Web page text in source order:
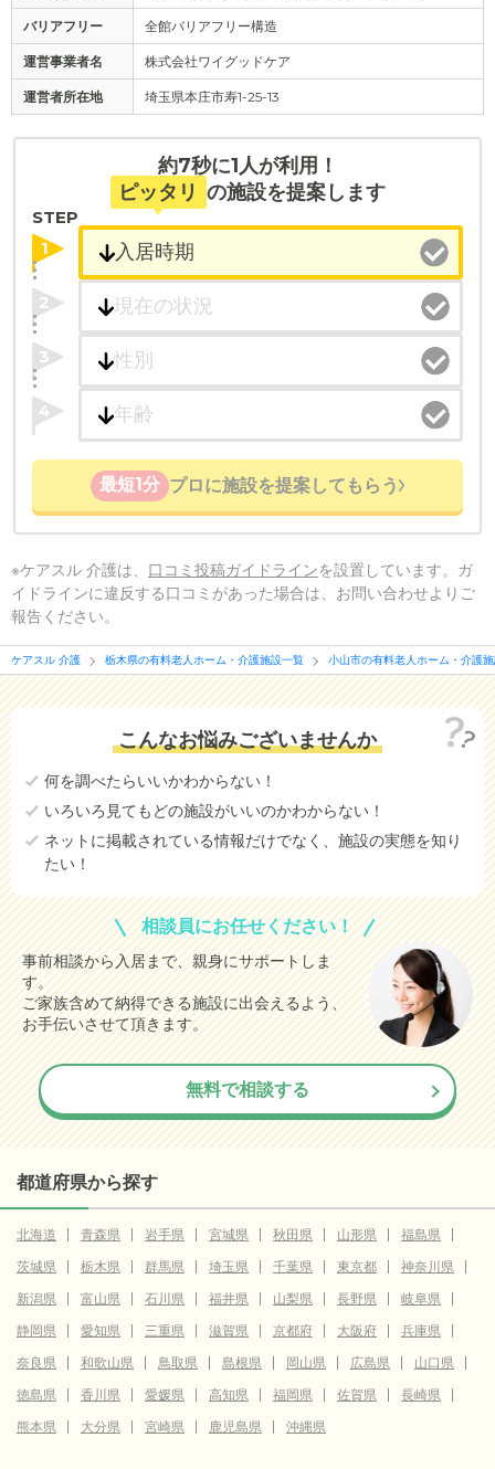
バリアフリー 全館バリアフリー構造
運営事業者名 株式会社ワイグッドケア
運営者所在地 埼玉県本庄市寿1-25-13
約7秒に1人が利用！
ピッタリ の施設を提案します
STEP
1
2
3
4
最短1分 プロに施設を提案してもらう
※ケアスル 介護は、 口コミ投稿ガイドラインを設置しています。ガ
イドラインに違反する口コミがあった場合は、お問い合わせよりご
報告ください。
ケアスル 介護 栃木県の有料老人ホーム・介護施設一覧 小山市の有料老人ホーム・介護
こんなお悩みございませんか
何を調べたらいいかわからない！
いろいろ見てもどの施設がいいのかわからない！
ネットに掲載されている情報だけでなく、施設の実態を知り
たい！
相談員にお任せください！
事前相談から入居まで、親身にサポートしま
す。
ご家族含めて納得できる施設に出会えるよう、
お手伝いさせて頂きます。
無料で相談する
都道府県から探す
北海道 青森県 岩手県 宮城県 秋田県 山形県
福島県
茨城県
栃木県 群馬県 埼玉県 千葉県 東京都
神奈川県
新潟県
富山県 石川県 福井県 山梨県 長野県
岐阜県
静岡県
愛知県 三重県 滋賀県 京都府 大阪府
兵庫県
奈良県
和歌山県 鳥取県 島根県 岡山県 広島県
山口県
徳島県
香川県 愛媛県 高知県 福岡県 佐賀県
長崎県
熊本県
大分県 宮崎県 鹿児島県 沖縄県